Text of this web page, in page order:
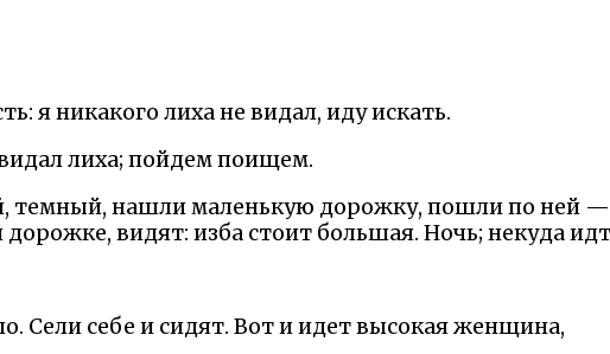
я никакого лиха не видал, иду искать.
лиха; пойдем поищем.
темный, нашли маленькую дорожку, пошли по ней —
видят: изба стоит большая. Ночь; некуда
Сели себе и сидят. Вот и идет высокая женщина,